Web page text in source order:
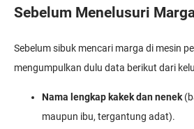
Sebelum Menelusuri
Sebelum sibuk mencari marga di mesin
mengumpulkan dulu data berikut dari
Nama lengkap kakek dan nenek
maupun ibu, tergantung adat).